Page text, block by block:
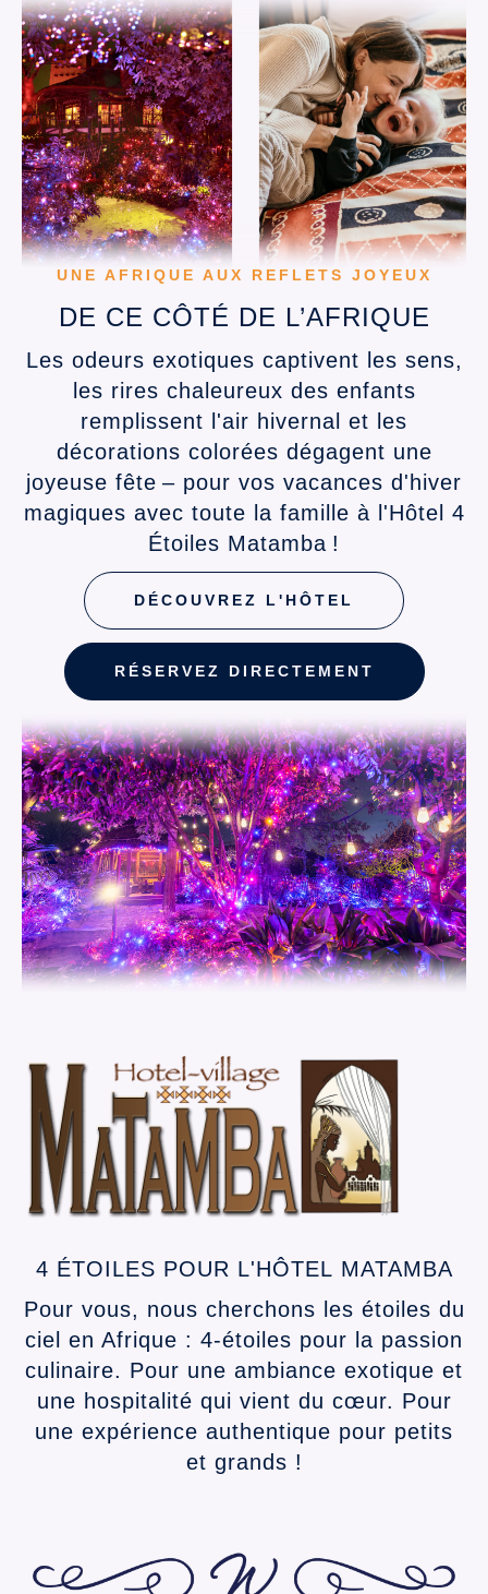
UNE AFRIQUE AUX REFLETS JOYEUX
DE CE CÔTÉ DE L’AFRIQUE
Les odeurs exotiques captivent les sens,
les rires chaleureux des enfants
remplissent l'air hivernal et les
décorations colorées dégagent une
joyeuse fête – pour vos vacances d'hiver
magiques avec toute la famille à l'Hôtel 4
Étoiles Matamba !
DÉCOUVREZ L'HÔTEL
RÉSERVEZ DIRECTEMENT
4 ÉTOILES POUR L'HÔTEL MATAMBA
Pour vous, nous cherchons les étoiles du
ciel en Afrique : 4-étoiles pour la passion
culinaire. Pour une ambiance exotique et
une hospitalité qui vient du cœur. Pour
une expérience authentique pour petits
et grands !